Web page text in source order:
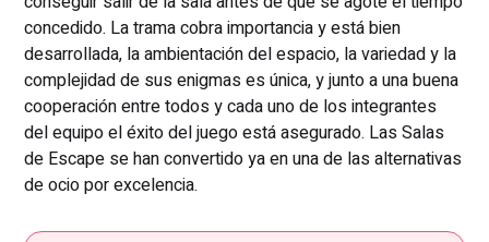
concedido. La trama cobra importancia y está bien
desarrollada, la ambientación del espacio, la variedad y la
complejidad de sus enigmas es única, y junto a una buena
cooperación entre todos y cada uno de los integrantes
del equipo el éxito del juego está asegurado. Las Salas
de Escape se han convertido ya en una de las alternativas
de ocio por excelencia.